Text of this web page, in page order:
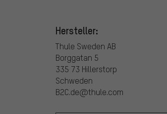
Hersteller:
Thule Sweden AB
Borggatan 5
335 73 Hillerstorp
Schweden
B2C.de@thule.com